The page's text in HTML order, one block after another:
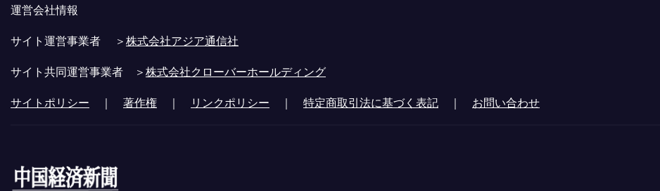
運営会社情報
サイト運営事業者 ＞株式会社アジア通信社
サイト共同運営事業者 ＞株式会社クローバーホールディング
サイトポリシー ｜ 著作権 ｜ リンクポリシー ｜ 特定商取引法に基づく表記 ｜ お問い合わせ